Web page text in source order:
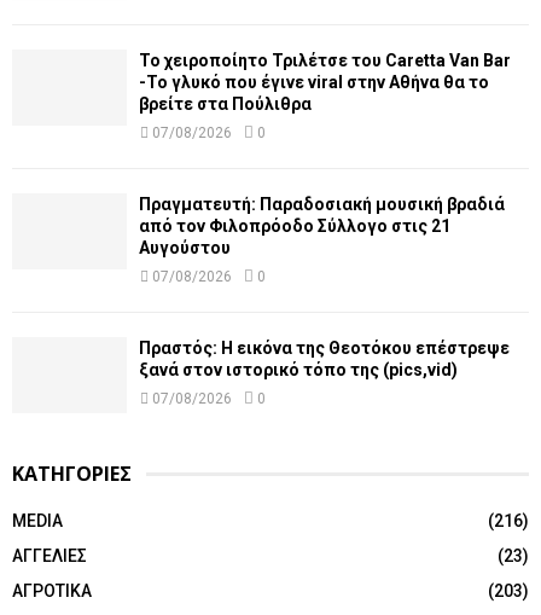
Το χειροποίητο Τριλέτσε του Caretta Van Bar
-Το γλυκό που έγινε viral στην Αθήνα θα το
βρείτε στα Πούλιθρα
07/08/2026 0
Πραγματευτή: Παραδοσιακή μουσική βραδιά
από τον Φιλοπρόοδο Σύλλογο στις 21
Αυγούστου
07/08/2026 0
Πραστός: Η εικόνα της Θεοτόκου επέστρεψε
ξανά στον ιστορικό τόπο της (pics,vid)
07/08/2026 0
ΚΑΤΗΓΟΡΙΕΣ
MEDIA
(216)
ΑΓΓΕΛΙΕΣ
(23)
ΑΓΡΟΤΙΚΑ
(203)